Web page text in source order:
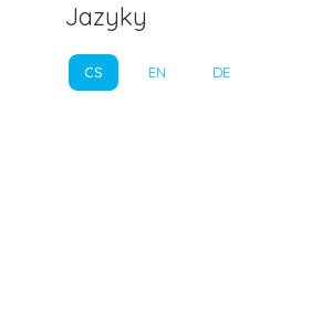
Jazyky
CS EN DE